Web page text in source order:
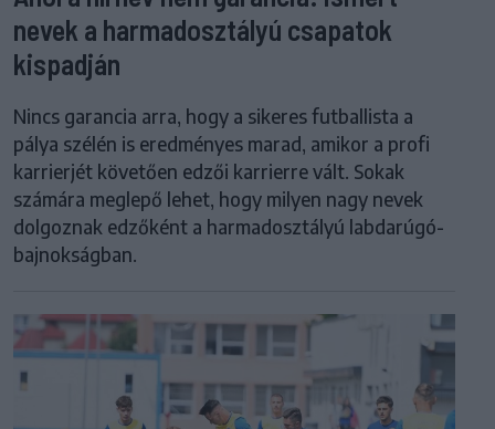
nevek a harmadosztályú csapatok
kispadján
Nincs garancia arra, hogy a sikeres futballista a
pálya szélén is eredményes marad, amikor a profi
karrierjét követően edzői karrierre vált. Sokak
számára meglepő lehet, hogy milyen nagy nevek
dolgoznak edzőként a harmadosztályú labdarúgó-
bajnokságban.